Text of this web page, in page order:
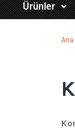
Ürünler